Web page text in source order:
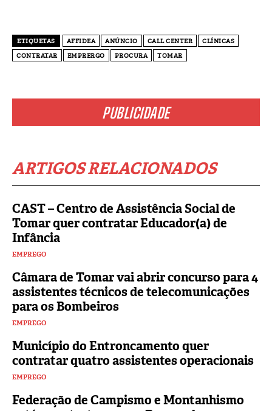
PUBLICIDADE
ARTIGOS RELACIONADOS
CAST – Centro de Assistência Social de
Tomar quer contratar Educador(a) de
Infância
EMPREGO
Câmara de Tomar vai abrir concurso para 4
assistentes técnicos de telecomunicações
para os Bombeiros
EMPREGO
Município do Entroncamento quer
contratar quatro assistentes operacionais
EMPREGO
Federação de Campismo e Montanhismo
ETIQUETAS AFFIDEA ANÚNCIO CALL CENTER
CLÍNICAS
CONTRATAR
EMPRERGO PROCURA TOMAR